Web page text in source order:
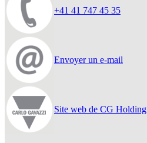
+41 41 747 45 35
Envoyer un e-mail
Site web de CG Holding